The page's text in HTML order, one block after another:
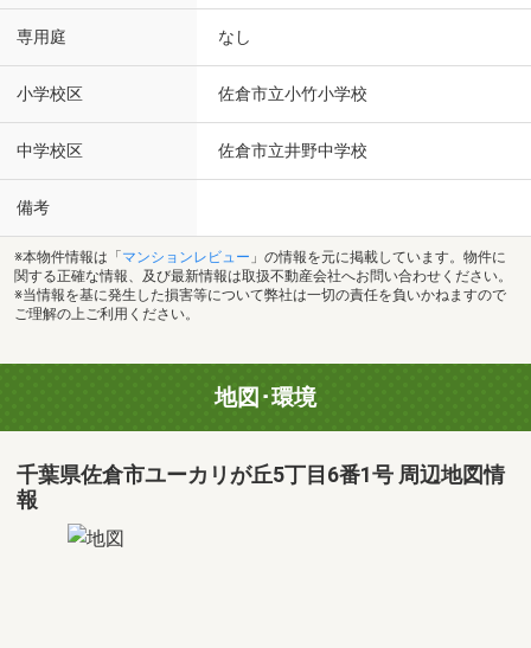
専用庭 なし
小学校区 佐倉市立小竹小学校
中学校区 佐倉市立井野中学校
備考
※本物件情報は「 マンションレビュー 」の情報を元に掲載しています。物件に
関する正確な情報、及び最新情報は取扱不動産会社へお問い合わせください。
※当情報を基に発生した損害等について弊社は一切の責任を負いかねますので
ご理解の上ご利用ください。
地図･環境
千葉県佐倉市ユーカリが丘5丁目6番1号 周辺地図情
報